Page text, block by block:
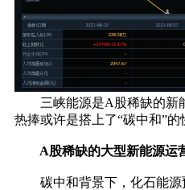
三峡能源是A股稀缺的新
热捧或许是搭上了“碳中和”的
A股稀缺的大型新能源运
碳中和背景下，化石能源